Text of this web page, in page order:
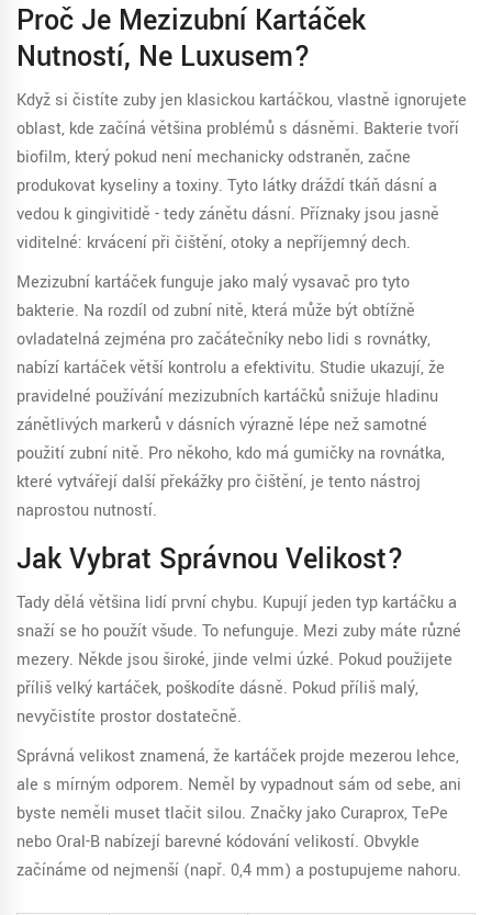
Proč Je Mezizubní Kartáček
Nutností, Ne Luxusem?
Když si čistíte zuby jen klasickou kartáčkou, vlastně ignorujete
oblast, kde začíná většina problémů s dásněmi. Bakterie tvoří
biofilm, který pokud není mechanicky odstraněn, začne
produkovat kyseliny a toxiny. Tyto látky dráždí tkáň dásní a
vedou k gingivitidě - tedy zánětu dásní. Příznaky jsou jasně
viditelné: krvácení při čištění, otoky a nepříjemný dech.
Mezizubní kartáčekfunguje jako malý vysavač pro tyto
bakterie. Na rozdíl od zubní nitě, která může být obtížně
ovladatelná zejména pro začátečníky nebo lidi s rovnátky,
nabízí kartáček větší kontrolu a efektivitu. Studie ukazují, že
pravidelné používání mezizubních kartáčků snižuje hladinu
zánětlivých markerů v dásních výrazně lépe než samotné
použití zubní nitě. Pro někoho, kdo má gumičky na rovnátka,
které vytvářejí další překážky pro čištění, je tento nástroj
naprostou nutností.
Jak Vybrat Správnou Velikost?
Tady dělá většina lidí první chybu. Kupují jeden typ kartáčku a
snaží se ho použít všude. To nefunguje. Mezi zuby máte různé
mezery. Někde jsou široké, jinde velmi úzké. Pokud použijete
příliš velký kartáček, poškodíte dásně. Pokud příliš malý,
nevyčistíte prostor dostatečně.
Správná velikost znamená, že kartáček projde mezerou lehce,
ale s mírným odporem. Neměl by vypadnout sám od sebe, ani
byste neměli muset tlačit silou. Značky jako Curaprox, TePe
nebo Oral-B nabízejí barevné kódování velikostí. Obvykle
začínáme od nejmenší (např. 0,4 mm) a postupujeme nahoru.